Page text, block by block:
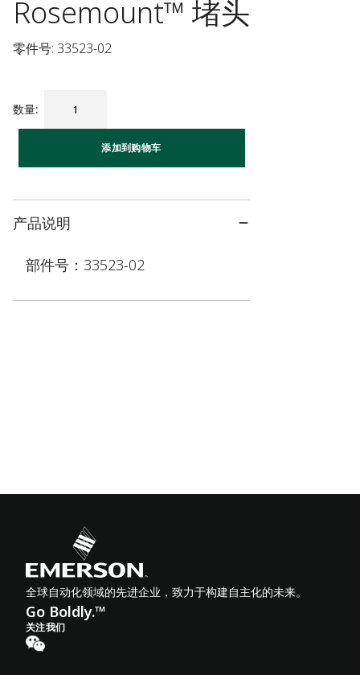
Rosemount™ 堵头
零件号: 33523-02
数量:
添加到购物车
产品说明
部件号：33523-02
全球自动化领域的先进企业，致力于构建自主化的未来。
Go Boldly.™
关注我们